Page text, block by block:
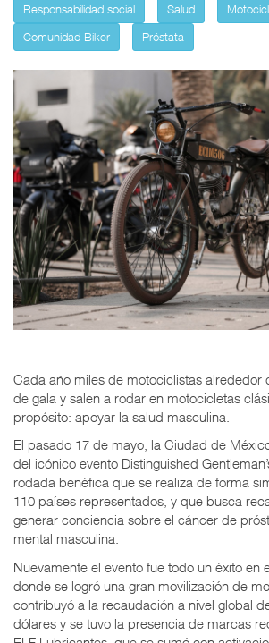
Responsabilidad social Salud
Comunidad Biker
Próstata
Cada año miles de motociclistas alrededor
de gala y salen a rodar en motocicletas
propósito: apoyar la salud masculina.
El pasado 17 de mayo, la Ciudad de
del icónico evento Distinguished
rodada benéfica que se realiza de forma
110 países representados, y que busca
generar conciencia sobre el cáncer de
mental masculina.
Nuevamente el evento fue todo un éxito en
donde se logró una gran movilización de
contribuyó a la recaudación a nivel global
dólares y se tuvo la presencia de marcas